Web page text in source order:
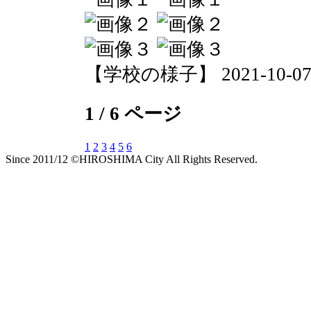
【学校の様子】 2021-10-
1 / 6 ページ
1 2 3 4 5 6
Since 2011/12 ©HIROSHIMA City All Rights Reserved.